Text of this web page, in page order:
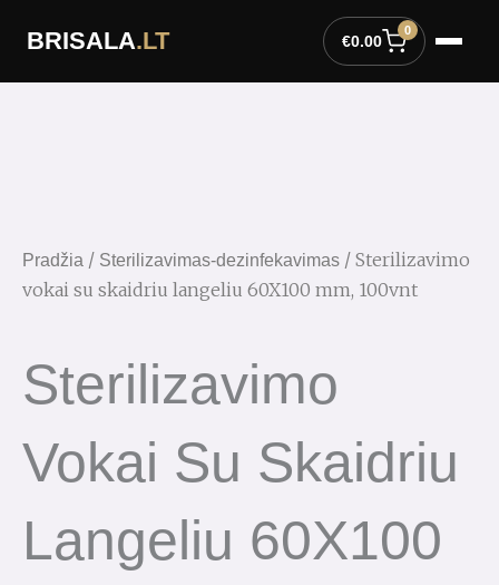
BRISALA.LT €0.00
0
Pradžia / Sterilizavimas-dezinfekavimas / Sterilizavimo
vokai su skaidriu langeliu 60X100 mm, 100vnt
Sterilizavimo
Vokai Su Skaidriu
Langeliu 60X100